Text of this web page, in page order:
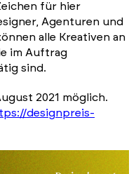
für hier
Agenturen und
alle Kreativen an
im Auftrag
sind.
2021 möglich.
designpreis-